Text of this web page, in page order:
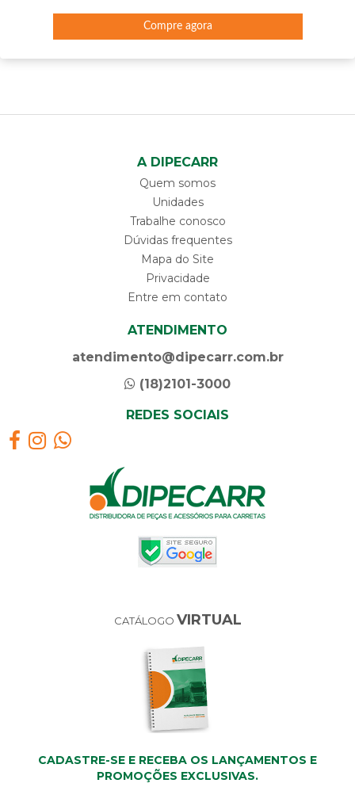
Compre agora
A DIPECARR
Quem somos
Unidades
Trabalhe conosco
Dúvidas frequentes
Mapa do Site
Privacidade
Entre em contato
ATENDIMENTO
atendimento@dipecarr.com.br
(18)2101-3000
REDES SOCIAIS
CATÁLOGO VIRTUAL
CADASTRE-SE E RECEBA OS LANÇAMENTOS E
PROMOÇÕES EXCLUSIVAS.